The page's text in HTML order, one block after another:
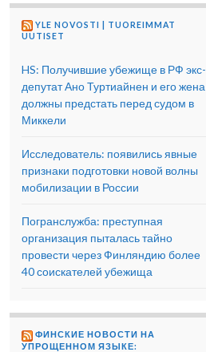
YLE NOVOSTI | TUOREIMMAT
UUTISET
HS: Получившие убежище в РФ экс-
депутат Ано Туртиайнен и его жена
должны предстать перед судом в
Миккели
Исследователь: появились явные
признаки подготовки новой волны
мобилизации в России
Погранслужба: преступная
организация пыталась тайно
провести через Финляндию более
40 соискателей убежища
ФИНСКИЕ НОВОСТИ НА
УПРОЩЕННОМ ЯЗЫКЕ: